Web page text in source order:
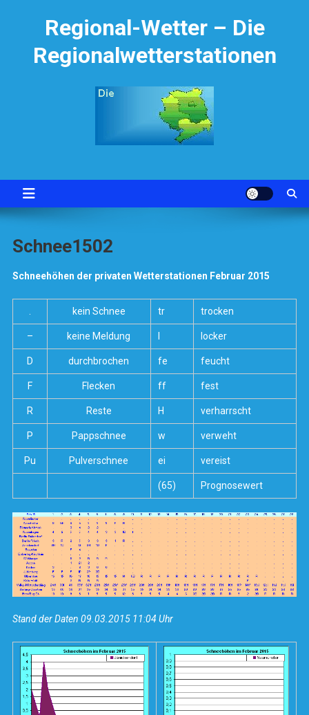
Regional-Wetter – Die
Regionalwetterstationen
Schnee1502
Schneehöhen der privaten Wetterstationen Februar 2015
kein Schnee tr trocken
– keine Meldung locker
D durchbrochen fe feucht
F Flecken ff fest
R Reste H verharrscht
P Pappschnee w verweht
Pu Pulverschnee ei vereist
(65) Prognosewert
Stand der Daten 09.03.2015 11:04 Uhr